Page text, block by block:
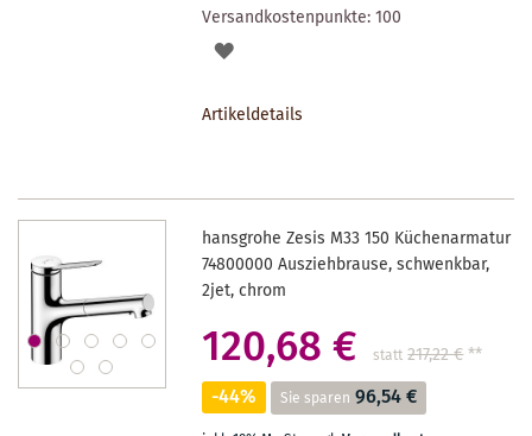
Versandkostenpunkte:100
AUF
Artikeldetails
hansgrohe Zesis M33 150 Küchenarmatur
74800000 Ausziehbrause, schwenkbar,
2jet, chrom
120,68 € statt 217,22 €**
-44% Sie sparen 96,54 €